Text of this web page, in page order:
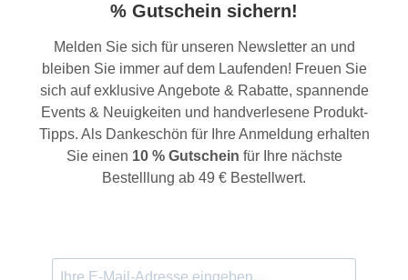
% Gutschein sichern!
Melden Sie sich für unseren Newsletter an und
bleiben Sie immer auf dem Laufenden! Freuen Sie
sich auf exklusive Angebote & Rabatte, spannende
Events & Neuigkeiten und handverlesene Produkt-
Tipps. Als Dankeschön für Ihre Anmeldung erhalten
Sie einen 10 % Gutschein für Ihre nächste
Bestelllung ab 49 € Bestellwert.